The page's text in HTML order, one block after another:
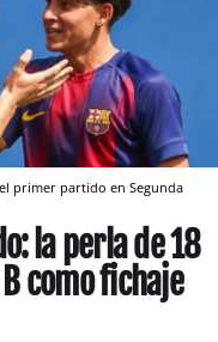
primer partido en Segunda
la perla de 18
como fichaje